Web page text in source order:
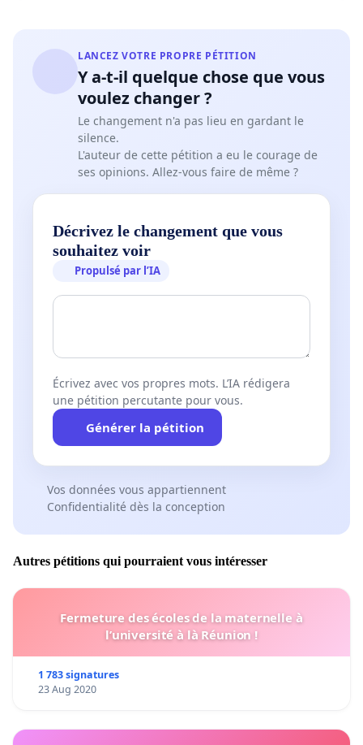
LANCEZ VOTRE PROPRE PÉTITION
Y a-t-il quelque chose que vous
voulez changer ?
Le changement n'a pas lieu en gardant le
silence.
L'auteur de cette pétition a eu le courage de
ses opinions. Allez-vous faire de même ?
Décrivez le changement que vous
souhaitez voir
Propulsé par l’IA
Écrivez avec vos propres mots. L’IA rédigera
une pétition percutante pour vous.
Générer la pétition
Vos données vous appartiennent
Confidentialité dès la conception
Autres pétitions qui pourraient vous intéresser
Fermeture des écoles de la maternelle à
l’université à là Réunion !
1 783 signatures
23 Aug 2020